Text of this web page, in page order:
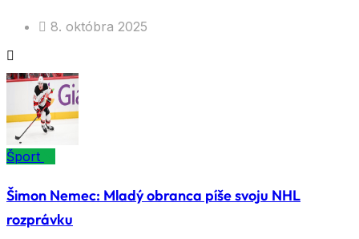
8. októbra 2025
Šport
Šimon Nemec: Mladý obranca píše svoju NHL
rozprávku